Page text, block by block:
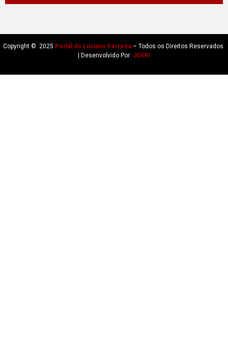
Copyright © 2025 Portal do Luciano Ferreira – Todos os Direitos Reservados.
| Desenvolvido Por: JOERI